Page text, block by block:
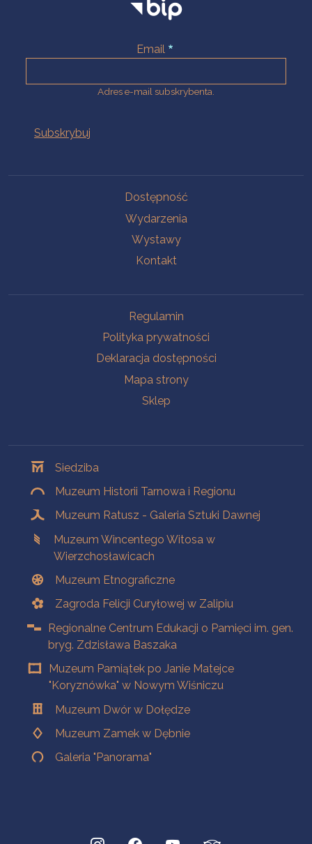
Email
Adres e-mail subskrybenta.
Dostępność
Wydarzenia
Wystawy
Kontakt
Regulamin
Polityka prywatności
Deklaracja dostępności
Mapa strony
Sklep
Siedziba
Muzeum Historii Tarnowa i Regionu
Muzeum Ratusz - Galeria Sztuki Dawnej
Muzeum Wincentego Witosa w
Wierzchosławicach
Muzeum Etnograficzne
Zagroda Felicji Curyłowej w Zalipiu
Regionalne Centrum Edukacji o Pamięci im. gen.
bryg. Zdzisława Baszaka
Muzeum Pamiątek po Janie Matejce
"Koryznówka" w Nowym Wiśniczu
Muzeum Dwór w Dołędze
Muzeum Zamek w Dębnie
Galeria "Panorama"